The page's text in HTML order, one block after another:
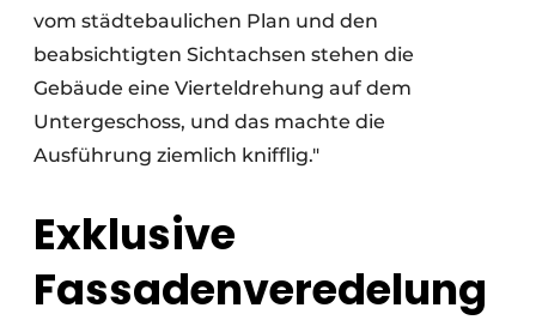
vom städtebaulichen Plan und den
beabsichtigten Sichtachsen stehen die
Gebäude eine Vierteldrehung auf dem
Untergeschoss, und das machte die
Ausführung ziemlich knifflig."
Exklusive
Fassadenveredelung